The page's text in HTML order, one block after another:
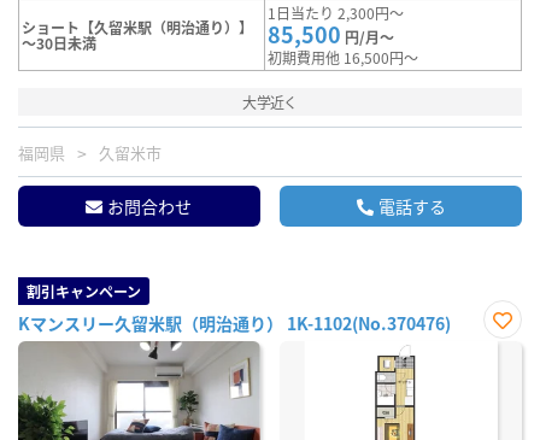
ショート【久留米駅（明治通り）】
～30日未満
1日当たり 2,300円～
85,500 円/月～
初期費用他 16,500円～
大学近く
福岡県 久留米市
お問合わせ 電話する
割引キャンペーン
Kマンスリー久留米駅（明治通り） 1K-1102(No.370476)
お気